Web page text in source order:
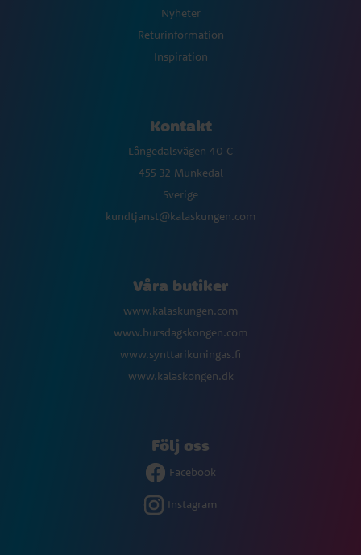
Nyheter
Returinformation
Inspiration
Kontakt
Långedalsvägen 40 C
455 32 Munkedal
Sverige
kundtjanst@kalaskungen.com
Våra butiker
www.kalaskungen.com
www.bursdagskongen.com
www.synttarikuningas.fi
www.kalaskongen.dk
Följ oss
Facebook
Instagram